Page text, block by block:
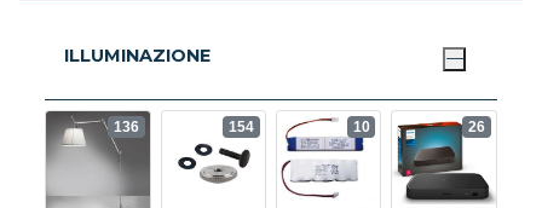
ILLUMINAZIONE
136 154 10 26